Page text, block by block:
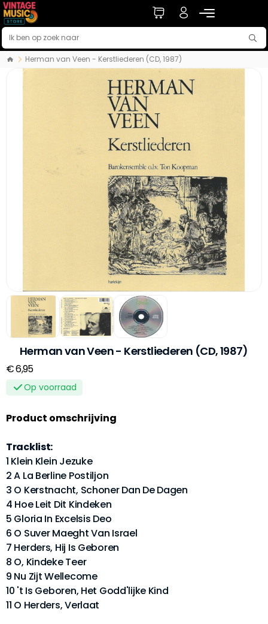
Herman van Veen - Kerstliederen (CD, 1987)
Herman van Veen - Kerstliederen (CD, 1987)
€ 6,95
Op voorraad
Product omschrijving
Tracklist:
1 Klein Klein Jezuke
2 A La Berline Postiljon
3 O Kerstnacht, Schoner Dan De Dagen
4 Hoe Leit Dit Kindeken
5 Gloria In Excelsis Deo
6 O Suver Maeght Van Israel
7 Herders, Hij Is Geboren
8 O, Kindeke Teer
9 Nu Zijt Wellecome
10 't Is Geboren, Het Godd'lijke Kind
11 O Herders, Verlaat